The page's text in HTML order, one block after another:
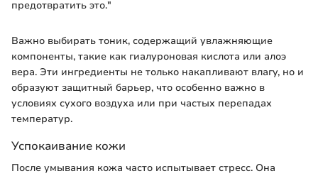
предотвратить это."
Важно выбирать тоник, содержащий увлажняющие
компоненты, такие как гиалуроновая кислота или алоэ
вера. Эти ингредиенты не только накапливают влагу, но и
образуют защитный барьер, что особенно важно в
условиях сухого воздуха или при частых перепадах
температур.
Успокаивание кожи
После умывания кожа часто испытывает стресс. Она